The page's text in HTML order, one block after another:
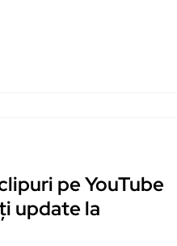
pe YouTube
update la